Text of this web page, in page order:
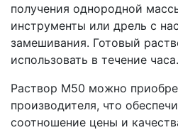
получения однородной
инструменты или дрель с
замешивания. Готовый
использовать в течение часа.
Раствор М50 можно
производителя, что
соотношение цены и